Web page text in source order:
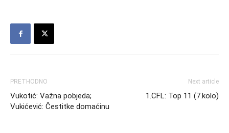
PRETHODNO
Vukotić: Važna pobjeda;
Vukićević: Čestitke domaćinu
Next article
1.CFL: Top 11 (7.kolo)